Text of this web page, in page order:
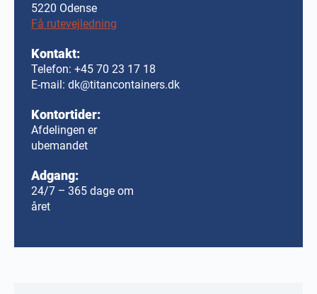
5220 Odense
Få rutevejledning
Kontakt:
Telefon: +45 70 23 17 18
E-mail: dk@titancontainers.dk
Kontortider:
Afdelingen er
ubemandet
Adgang:
24/7 – 365 dage om
året